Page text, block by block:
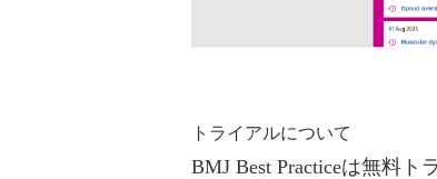
トライアルについて
BMJ Best Practiceは無料ト